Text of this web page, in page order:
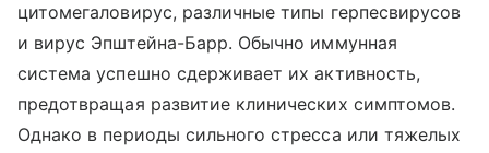
цитомегаловирус, различные типы герпесвирусов
и вирус Эпштейна-Барр. Обычно иммунная
система успешно сдерживает их активность,
предотвращая развитие клинических симптомов.
Однако в периоды сильного стресса или тяжелых